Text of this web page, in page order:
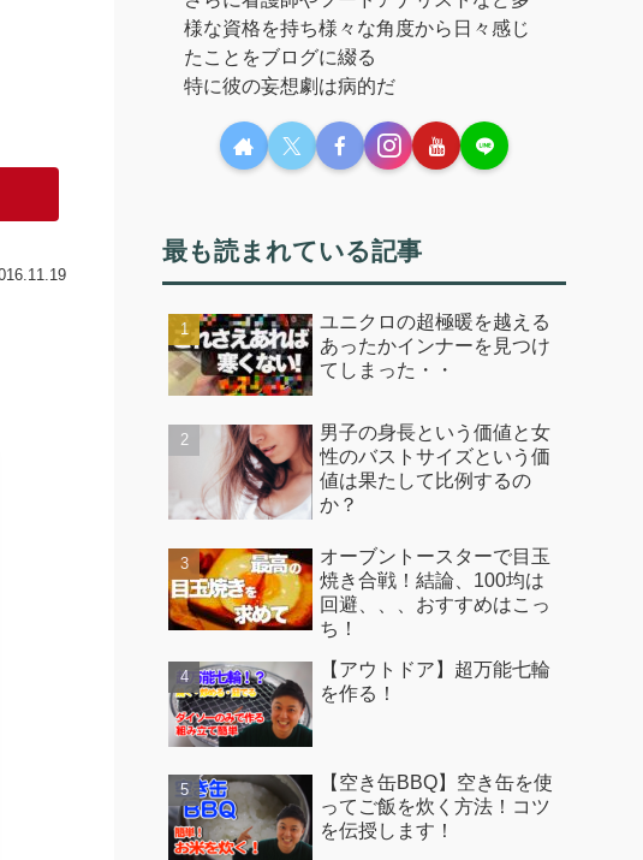
様な資格を持ち様々な角度から日々感じ
たことをブログに綴る
特に彼の妄想劇は病的だ
最も読まれている記事
ユニクロの超極暖を越える
あったかインナーを見つけ
てしまった・・
男子の身長という価値と女
性のバストサイズという価
値は果たして比例するの
か？
オーブントースターで目玉
焼き合戦！結論、100均は
回避、、、おすすめはこっ
ち！
【アウトドア】超万能七輪
を作る！
【空き缶BBQ】空き缶を使
ってご飯を炊く方法！コツ
を伝授します！